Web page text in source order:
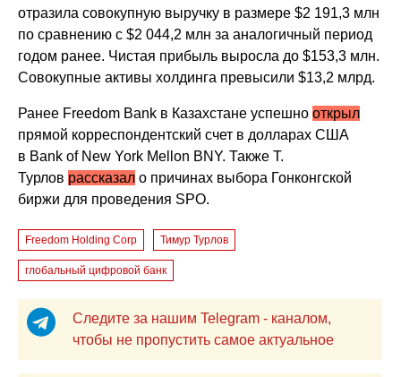
отразила совокупную выручку в размере $2 191,3 млн
по сравнению с $2 044,2 млн за аналогичный период
годом ранее. Чистая прибыль выросла до $153,3 млн.
Совокупные активы холдинга превысили $13,2 млрд.
Ранее Freedom Bank в Казахстане успешнооткрыл
прямой корреспондентский счет в долларах США
в Bank of New York Mellon BNY. Также Т.
Турлов рассказал о причинах выбора Гонконгской
биржи для проведения SPO.
Freedom Holding Corp Тимур Турлов
глобальный цифровой банк
Следите за нашим Telegram - каналом,
чтобы не пропустить самое актуальное